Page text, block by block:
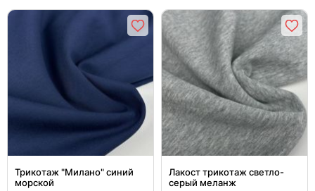
Трикотаж "Милано" синий
морской
Лакост трикотаж светло-
серый меланж